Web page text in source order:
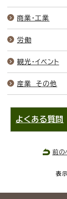
商業・工業
労働
観光・イベント
産業 その他
よくある質問
前の
表示